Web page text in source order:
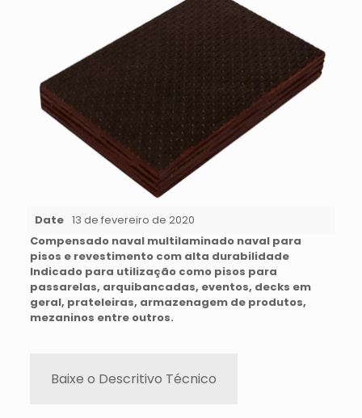
Date 13 de fevereiro de 2020
Compensado naval multilaminado naval para
pisos e revestimento com alta durabilidade
Indicado para utilização como pisos para
passarelas, arquibancadas, eventos, decks em
geral, prateleiras, armazenagem de produtos,
mezaninos entre outros.
Baixe o Descritivo Técnico